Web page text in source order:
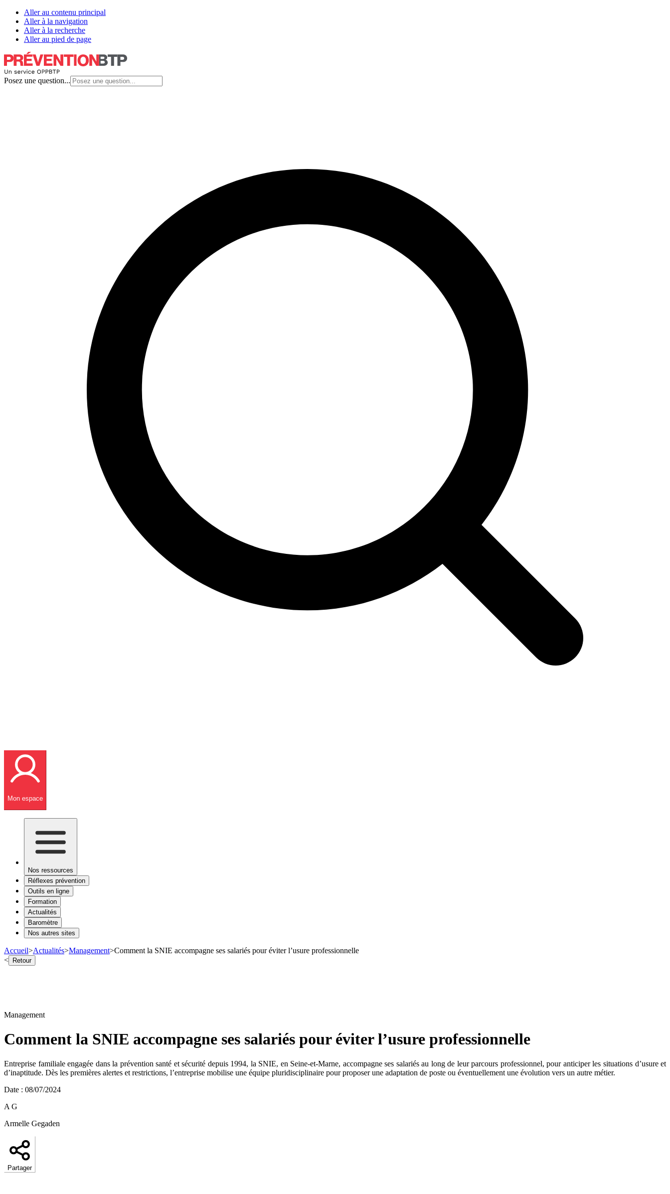
Aller au contenu principal
Aller à la navigation
Aller à la recherche
Aller au pied de page
Posez une question...
Mon espace
Nos ressources
Réflexes prévention
Outils en ligne
Formation
Actualités
Baromètre
Nos autres sites
Accueil>Actualités>Management>Comment la SNIE accompagne ses salariés pour éviter l’usure professionnelle
< Retour
Management
Comment la SNIE accompagne ses salariés pour éviter l’usure professionnelle
Entreprise familiale engagée dans la prévention santé et sécurité depuis 1994, la SNIE, en Seine-et-Marne, accompagne ses salariés au long de leur parcours professionnel, pour anticiper les situations d’usure et
d’inaptitude. Dès les premières alertes et restrictions, l’entreprise mobilise une équipe pluridisciplinaire pour proposer une adaptation de poste ou éventuellement une évolution vers un autre métier.
Date : 08/07/2024
A G
Armelle Gegaden
Partager